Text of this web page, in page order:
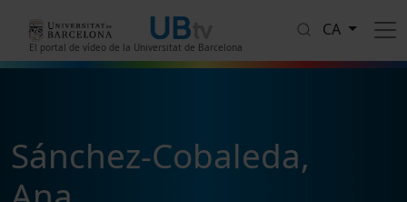
El portal de vídeo de la Universitat de Barcelona
CA
Sánchez-Cobaleda,